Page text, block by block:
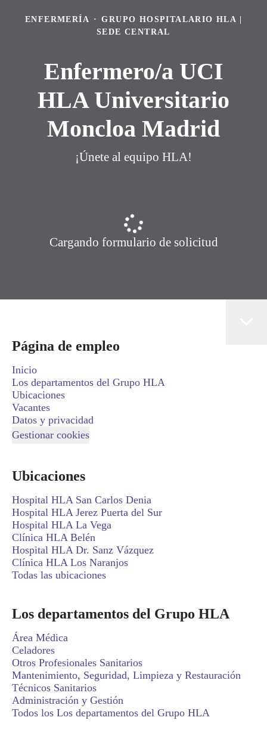
ENFERMERÍA ·
GRUPO HOSPITALARIO HLA |
SEDE CENTRAL
Enfermero/a UCI
HLA Universitario
Moncloa Madrid
¡Únete al equipo HLA!
Cargando formulario de solicitud
Página de empleo
Inicio
Los departamentos del Grupo HLA
Ubicaciones
Vacantes
Datos y privacidad
Gestionar cookies
Ubicaciones
Hospital HLA San Carlos Denia
Hospital HLA Jerez Puerta del Sur
Hospital HLA La Vega
Clínica HLA Belén
Hospital HLA Dr. Sanz Vázquez
Clínica HLA Los Naranjos
Todas las ubicaciones
Los departamentos del Grupo HLA
Área Médica
Celadores
Otros Profesionales Sanitarios
Mantenimiento, Seguridad, Limpieza y Restauración
Técnicos Sanitarios
Administración y Gestión
Todos los Los departamentos del Grupo HLA